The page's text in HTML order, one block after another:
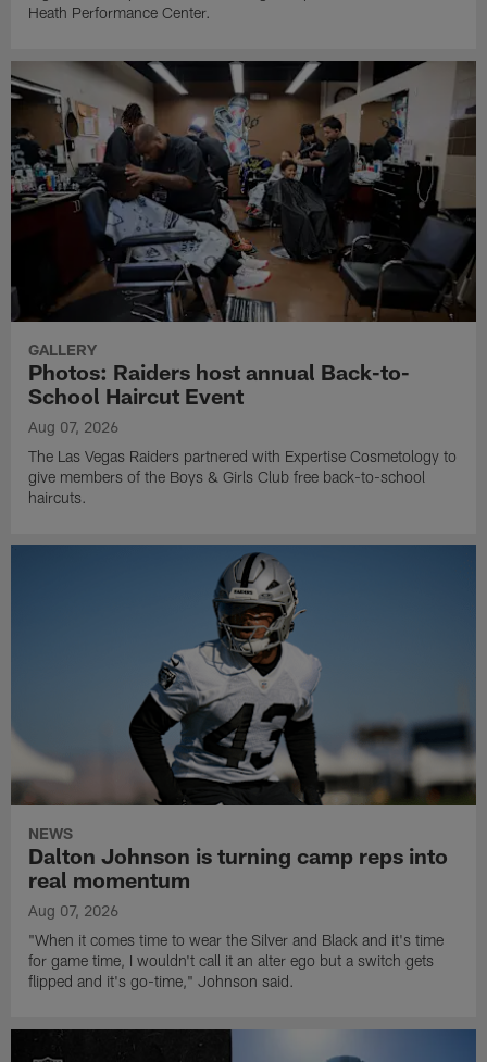
Heath Performance Center.
GALLERY
Photos: Raiders host annual Back-to-
School Haircut Event
Aug 07, 2026
The Las Vegas Raiders partnered with Expertise Cosmetology to
give members of the Boys & Girls Club free back-to-school
haircuts.
NEWS
Dalton Johnson is turning camp reps into
real momentum
Aug 07, 2026
"When it comes time to wear the Silver and Black and it's time
for game time, I wouldn't call it an alter ego but a switch gets
flipped and it's go-time," Johnson said.